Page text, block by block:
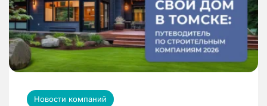
Новости компаний